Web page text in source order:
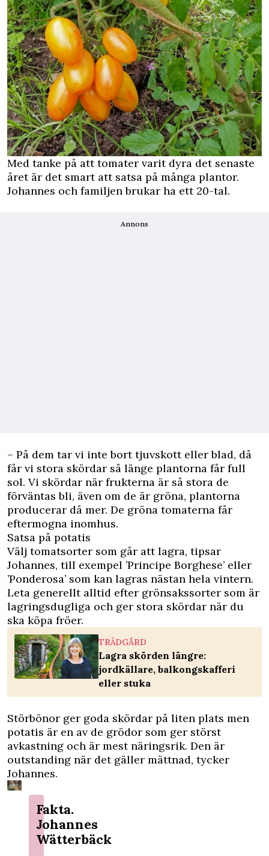
Med tanke på att tomater varit dyra det senaste
året är det smart att satsa på många plantor.
Johannes och familjen brukar ha ett 20-tal.
Annons
– På dem tar vi inte bort tjuvskott eller blad, då
får vi stora skördar så länge plantorna får full
sol. Vi skördar när frukterna är så stora de
förväntas bli, även om de är gröna, plantorna
producerar då mer. De gröna tomaterna får
eftermogna inomhus.
Satsa på potatis
Välj tomatsorter som går att lagra, tipsar
Johannes, till exempel ’Principe Borghese’ eller
’Ponderosa’ som kan lagras nästan hela vintern.
Leta generellt alltid efter grönsakssorter som är
lagringsdugliga och ger stora skördar när du
ska köpa fröer.
TRÄDGÅRD
Lagra skörden längre:
jordkällare, balkongskafferi
eller stuka
Störbönor ger goda skördar på liten plats men
potatis är en av de grödor som ger störst
avkastning och är mest näringsrik. Den är
outstanding när det gäller mättnad, tycker
Johannes.
Fakta.
Johannes
Wätterbäck